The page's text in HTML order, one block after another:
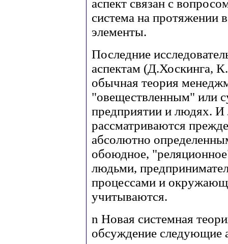
аспект связан с
система на протяжении
элементы.
Последние
аспектам (Д.Хоскинга,
обычная теория
"овеществленным" или
предприятии и людях.
рассматриваются
абсолютно
обоюдное,
людьми,
процессами и
учитываются.
n Новая системная
обсуждение следующие